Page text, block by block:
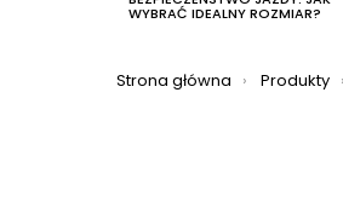
WYBRAĆ IDEALNY ROZMIAR?
Jesteś tutaj:
Strona główna Produkty